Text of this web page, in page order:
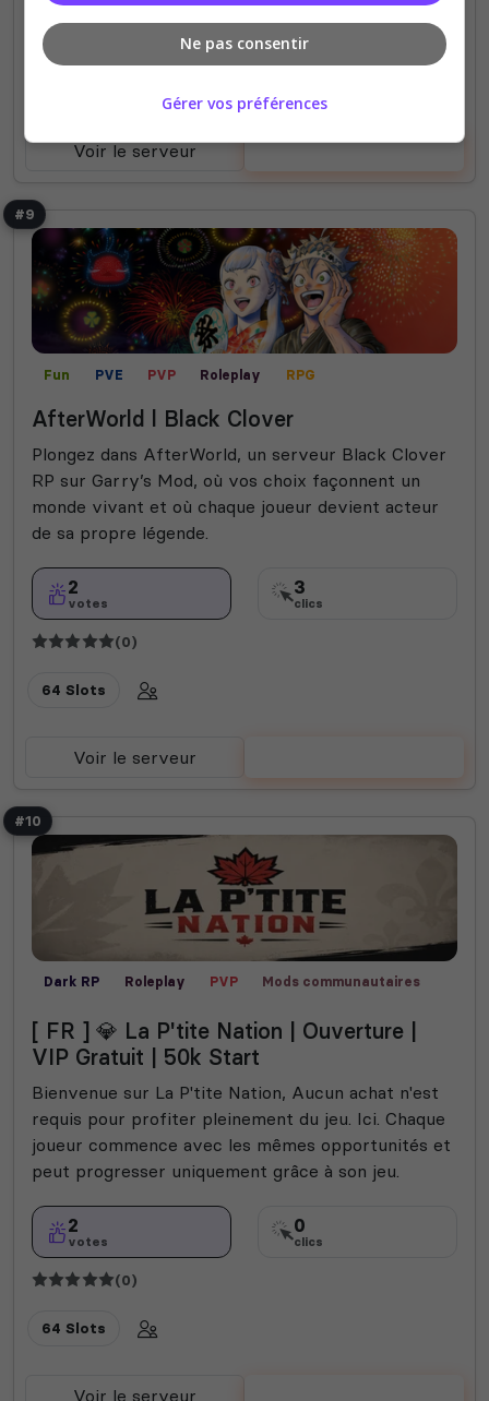
Voir le serveur Voter
#9
Fun PVE PVP Roleplay RPG
AfterWorld l Black Clover
Plongez dans AfterWorld, un serveur Black Clover
RP sur Garry’s Mod, où vos choix façonnent un
monde vivant et où chaque joueur devient acteur
de sa propre légende.
2
votes
3
clics
(0)
64 Slots
Voir le serveur
#10
Dark RP Roleplay PVP
Mods communautaires
[ FR ] 💎 La P'tite Nation | Ouverture |
VIP Gratuit | 50k Start
Bienvenue sur La P'tite Nation, Aucun achat n'est
requis pour profiter pleinement du jeu. Ici. Chaque
joueur commence avec les mêmes opportunités et
peut progresser uniquement grâce à son jeu.
2
votes
0
clics
(0)
64 Slots
Voir le serveur
Ne pas consentir
Gérer vos préférences